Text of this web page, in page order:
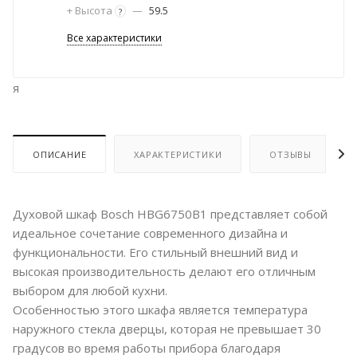
+ Высота ? — 59.5
Все характеристики
я
ОПИСАНИЕ ХАРАКТЕРИСТИКИ ОТЗЫВЫ
Духовой шкаф Bosch HBG6750B1 представляет собой
идеальное сочетание современного дизайна и
функциональности. Его стильный внешний вид и
высокая производительность делают его отличным
выбором для любой кухни.
Особенностью этого шкафа является температура
наружного стекла дверцы, которая не превышает 30
градусов во время работы прибора благодаря